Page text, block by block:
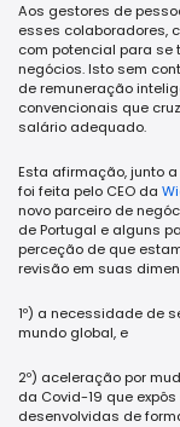
Aos gestores de
esses colaboradores,
com potencial para
negócios. Isto sem
de remuneração
convencionais que
salário adequado.
Esta afirmação, junto
foi feita pelo CEO da
novo parceiro de
de Portugal e alguns
perceção de que
revisão em suas
1º) a necessidade de
mundo global, e
2º) aceleração por
da Covid-19 que
desenvolvidas de